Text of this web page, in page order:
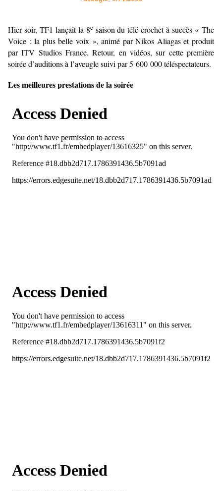
Hier soir, TF1 lançait la 8esaison du télé-crochet à succès « The
Voice : la plus belle voix », animé par Nikos Aliagas et produit
par ITV Studios France. Retour, en vidéos, sur cette première
soirée d’auditions à l’aveugle suivi par 5 600 000 téléspectateurs.
Les meilleures prestations de la soirée